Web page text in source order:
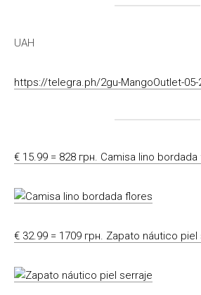
UAH
https://telegra.ph/2gu-MangoOutlet-05-
€ 15.99 = 828 грн. Camisa lino
€ 32.99 = 1709 грн. Zapato náutico piel